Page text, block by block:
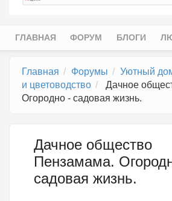
Главное меню
ГЛАВНАЯ ФОРУМ БЛОГИ
Главная Форумы Уютный
и цветоводство
Дачное
Огородно - садовая жизнь.
Дачное общество
Пензамама.
садовая жизнь.